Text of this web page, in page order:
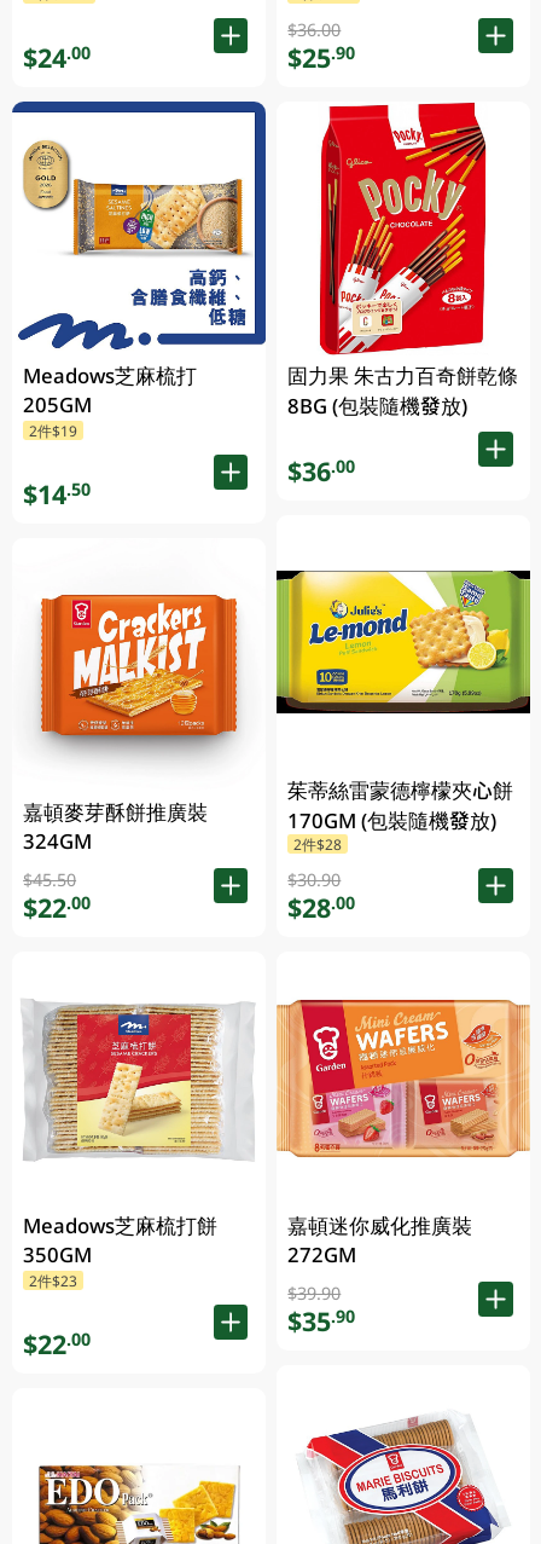
$24.00
Meadows芝麻梳打
205GM
2件$19
$14.50
嘉頓麥芽酥餅推廣裝
324GM
$45.50
$22.00
Meadows芝麻梳打餅
350GM
2件$23
$22.00
$36.00
$25.90
固力果 朱古力百奇餅乾條
8BG (包裝隨機發放)
$36.00
茱蒂絲雷蒙德檸檬夾心餅
170GM (包裝隨機發放)
2件$28
$30.90
$28.00
嘉頓迷你威化推廣裝
272GM
$39.90
$35.90